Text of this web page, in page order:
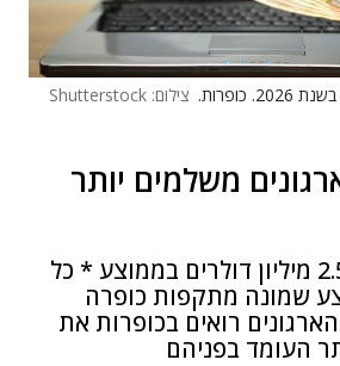
כופרות. צילום: Shutterstock
משלמים יותר
גובה התשלום - 2.5 מיליון דולרים בממוצע * כל
שמונה מתקפות כופרה
* 22% מהארגונים רואים בכופרות את
העומד בפניהם